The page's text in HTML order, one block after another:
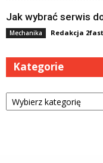
Jak wybrać serwis
Mechanika Redakcja
Kategorie
Kategorie